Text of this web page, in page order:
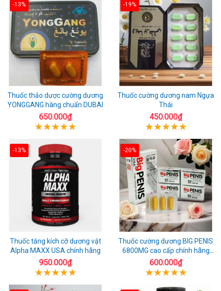
-13%
Thuốc thảo dược cường dương
YONGGANG hàng chuẩn DUBAI
650.000₫
-19%
Thuốc cường dương nam Ngựa
Thái
450.000₫
-13%
Thuốc tăng kích cỡ dương vật
Alpha MAXX USA chính hãng
950.000₫
-20%
Thuốc cường dương BIG PENIS
6800MG cao cấp chính hãng
USA
600.000₫